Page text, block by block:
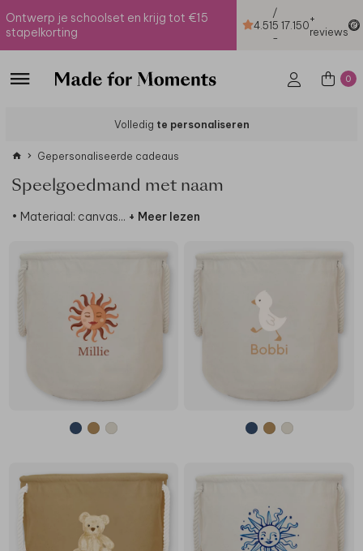
Ontwerp je schoolset en krijg tot €15
stapelkorting
4.51
/
5
-
17.150+
reviews
0
Volledig te personaliseren
Gepersonaliseerde cadeaus
Speelgoedmand met naam
• Materiaal: canvas... + Meer lezen